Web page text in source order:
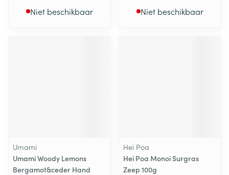
Niet beschikbaar Niet beschikbaar
Umami
Umami Woody Lemons
Bergamot&ceder Hand
Hei Poa
Hei Poa Monoi Surgras
Zeep 100g